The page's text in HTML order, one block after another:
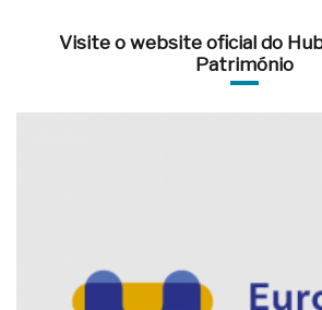
Visite o website oficial do
Património